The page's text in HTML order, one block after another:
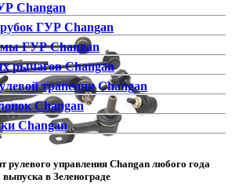
Changan
ГУР Changan
ГУР Changan
рычагов Changan
трапеции Changan
Changan
Changan
рулевого управления Changan любого года
выпуска в Зеленограде